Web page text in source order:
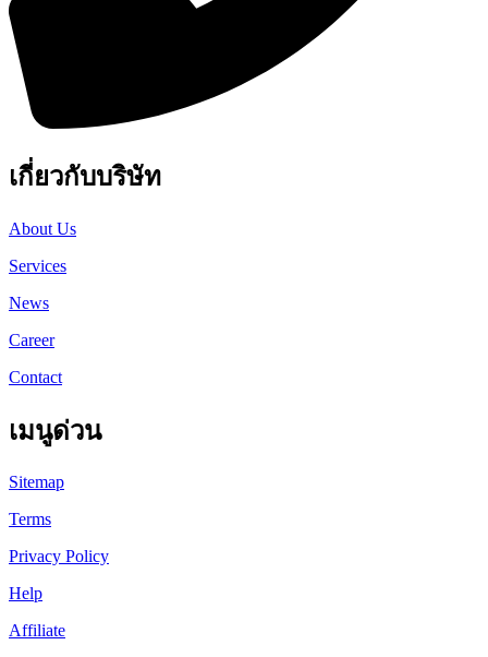
เกี่ยวกับบริษัท
About Us
Services
News
Career
Contact
เมนูด่วน
Sitemap
Terms
Privacy Policy
Help
Affiliate